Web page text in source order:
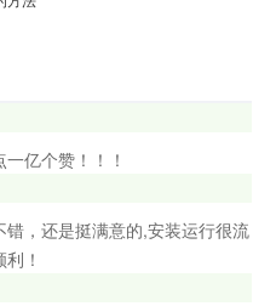
亿个赞！！！
，还是挺满意的,安装运行很流
！